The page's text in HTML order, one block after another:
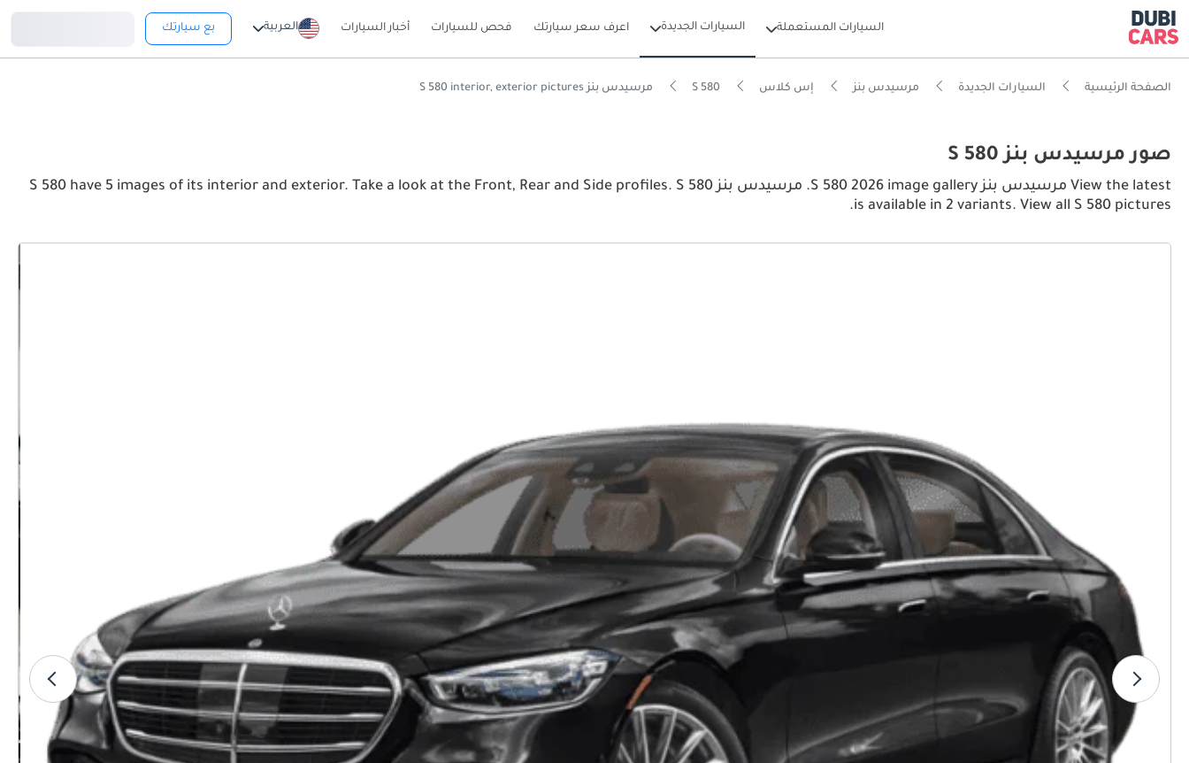
السيارات المستعملة السيارات الجديدة اعرف سعر سيارتك فحص للسيارات أخبار السيارات العربية بع سيارتك
الصفحة الرئيسية السيارات الجديدة مرسيدس بنز إس كلاس S 580 مرسيدس بنز S 580 interior, exterior pictures
صور مرسيدس بنز S 580
View the latest مرسيدس بنز S 580 2026 image gallery. مرسيدس بنز S 580 have 5 images of its interior and exterior. Take a look at the Front, Rear and Side profiles. S 580
is available in 2 variants. View all S 580 pictures.